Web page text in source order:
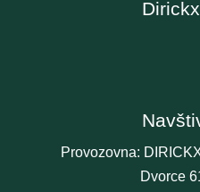
Provozovna:
Dvorce